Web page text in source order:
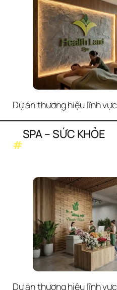
Dự án thương hiệu lĩnh vực
#
SPA – SỨC KHỎE
Dự án thương hiệu lĩnh vực